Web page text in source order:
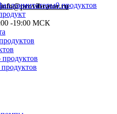
info@provibrator.ru
-19:00 МСК
0 продуктов
продуктов
продуктов